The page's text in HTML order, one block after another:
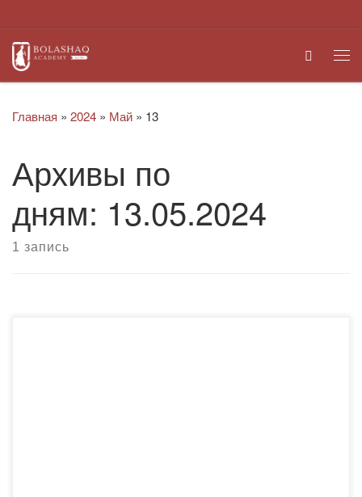
Search
Главная » 2024 » Май » 13
Архивы по
дням: 13.05.2024
1 запись